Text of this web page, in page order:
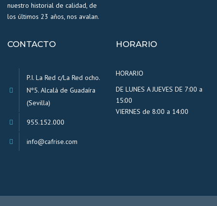
nuestro historial de calidad, de
los últimos 23 años, nos avalan.
CONTACTO
P.I. La Red c/La Red ocho.
Nº5. Alcalá de Guadaíra
(Sevilla)
955.152.000
info@cafrise.com
HORARIO
HORARIO
DE LUNES A JUEVES DE 7:00 a
15:00
VIERNES de 8:00 a 14:00